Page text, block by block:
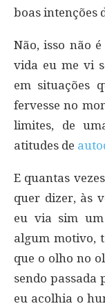
boas intenções
Não, isso não
vida eu me vi
em situações
fervesse no
limites, de
atitudes de
E quantas
quer dizer, às
eu via sim um
algum motivo,
que o olho no
sendo
eu acolhia o